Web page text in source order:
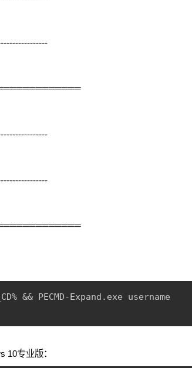
&& PECMD-Expand.exe username
10专业版：